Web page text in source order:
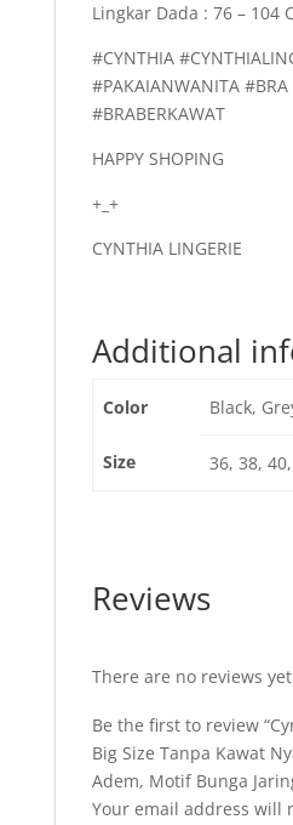
Lingkar Dada : 76 – 104
#CYNTHIA
#PAKAIANWANITA #BRA
#BRABERKAWAT
HAPPY SHOPING
+_+
CYNTHIA LINGERIE
Additional
Color Black,
Size 36, 38,
Reviews
There are no reviews
Be the first to review
Big Size Tanpa Kawat
Adem, Motif Bunga
Your email address will